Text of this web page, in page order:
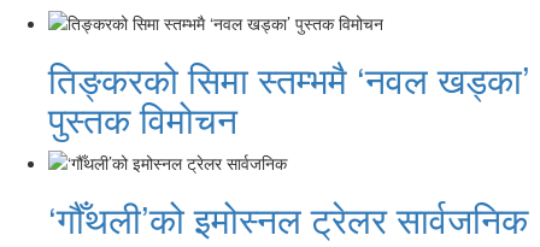
तिङ्करको सिमा स्तम्भमै ‘नवल खड्का’
पुस्तक विमोचन
‘गौँथली’को इमोस्नल ट्रेलर सार्वजनिक